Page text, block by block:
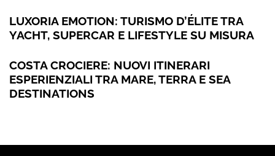
LUXORIA EMOTION: TURISMO D’ÉLITE TRA
YACHT, SUPERCAR E LIFESTYLE SU MISURA
COSTA CROCIERE: NUOVI ITINERARI
ESPERIENZIALI TRA MARE, TERRA E SEA
DESTINATIONS